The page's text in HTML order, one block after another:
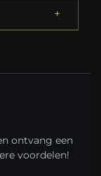
ontvang een
voordelen!